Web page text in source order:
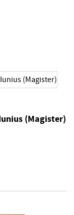
(Magister)